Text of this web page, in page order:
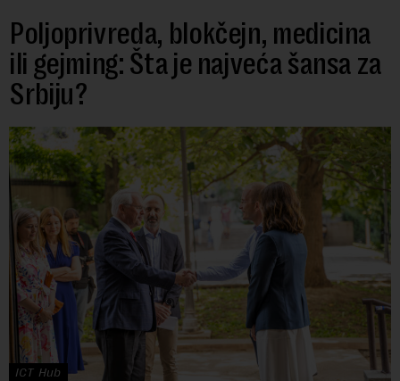
Poljoprivreda, blokčejn, medicina
ili gejming: Šta je najveća šansa za
Srbiju?
ICT Hub